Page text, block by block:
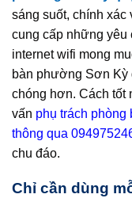
sáng suốt, chính xác
cung cấp những yêu
internet wifi mong
bàn phường Sơn Kỳ
chóng hơn. Cách tốt
vấn phụ trách
thông qua
chu đáo.
Chỉ cần dùng